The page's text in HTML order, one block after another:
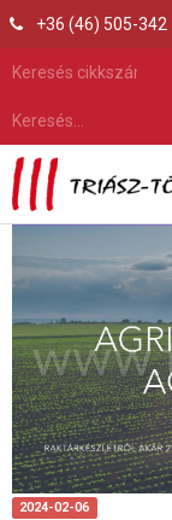
+36 (46) 505-342
2024-02-06